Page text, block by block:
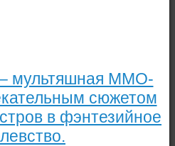
мультяшная ММО-
сюжетом
в фэнтезийное